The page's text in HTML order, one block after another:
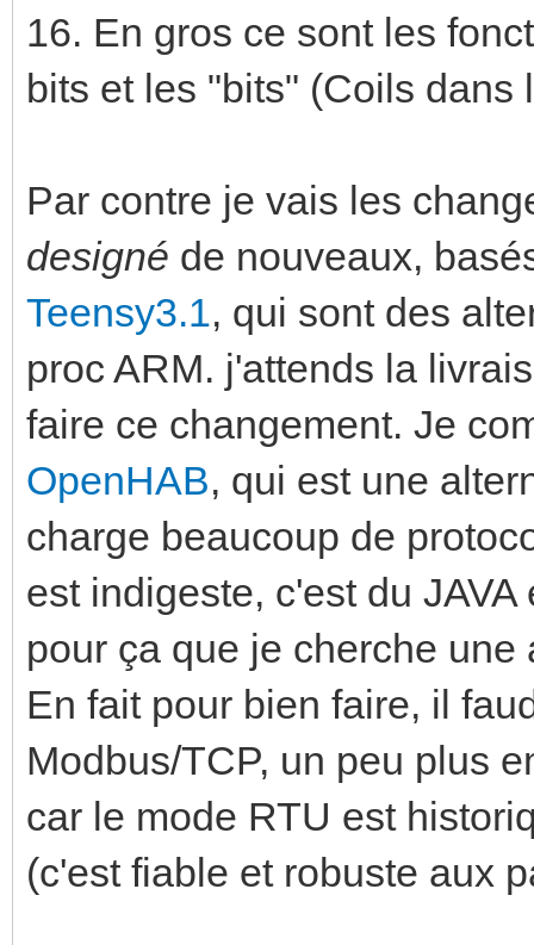
16. En gros ce sont les
bits et les "bits" (Coils dans
Par contre je vais les
designé de nouveaux,
Teensy3.1, qui sont des
proc ARM. j'attends la
faire ce changement. Je
OpenHAB, qui est une
charge beaucoup de
est indigeste, c'est du
pour ça que je cherche
En fait pour bien faire, il
Modbus/TCP, un peu plus
car le mode RTU est
(c'est fiable et robuste aux